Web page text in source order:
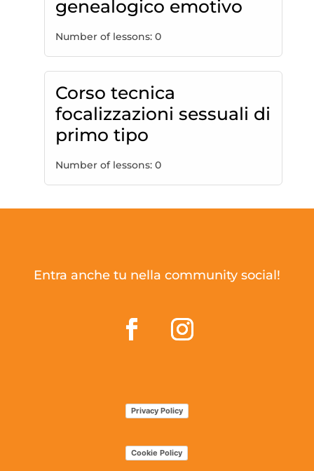
genealogico emotivo
Number of lessons: 0
Corso tecnica
focalizzazioni sessuali di
primo tipo
Number of lessons: 0
Entra anche tu nella community social!
Privacy Policy
Cookie Policy